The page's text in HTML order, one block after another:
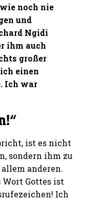
noch nie
und
Ngidi
ihm auch
großer
einen
Ich war
ist es nicht
sondern ihm zu
anderen.
Gottes ist
Ich